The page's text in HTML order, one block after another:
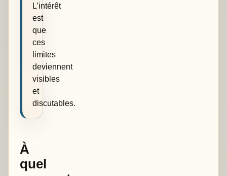
L’intérêt
est
que
ces
limites
deviennent
visibles
et
discutables.
À
quel